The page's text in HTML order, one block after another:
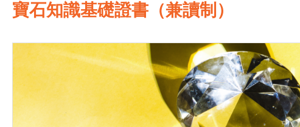
寶石知識基礎證書（兼讀制）